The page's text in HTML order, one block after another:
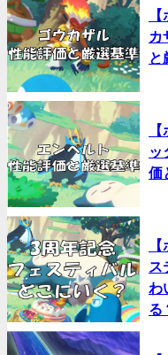
カ
と
ッ
価
ス
わ
る